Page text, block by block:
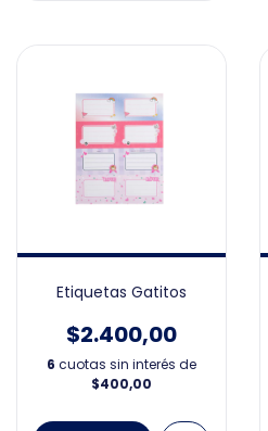
Etiquetas Gatitos
$2.400,00
6 cuotas sin interés de
$400,00